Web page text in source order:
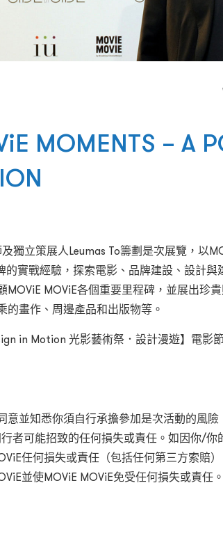
MOMENTS – A
獨立策展人Leumas To籌劃是次展覽，以
的實戰經驗，探索電影、品牌建設、設計與
MOViE MOViE各個重要里程碑，並展出珍
的畫作、周邊產品和出版物等。
in Motion 光影藝術祭．設計漫遊】電影
意並知悉你須自行承擔參加是次活動的風險
者可能招致的任何損失或責任。如因你/你
任何損失或責任（包括任何第三方索賠
並使MOViE MOViE免受任何損失或責任。